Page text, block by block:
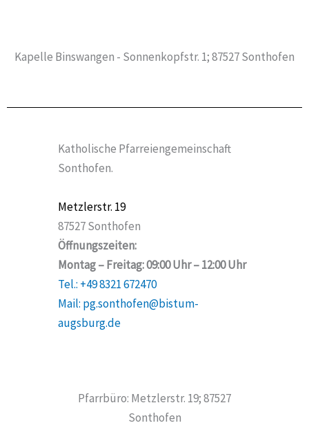
Kapelle Binswangen - Sonnenkopfstr. 1; 87527 Sonthofen
Katholische Pfarreiengemeinschaft
Sonthofen.
Metzlerstr. 19
87527 Sonthofen
Öffnungszeiten:
Montag – Freitag: 09:00 Uhr – 12:00 Uhr
Tel.: +49 8321 672470
Mail: pg.sonthofen@bistum-
augsburg.de
Pfarrbüro: Metzlerstr. 19; 87527
Sonthofen